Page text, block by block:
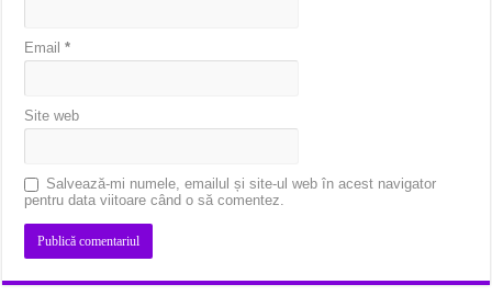
Email*
Site web
Salvează-mi numele, emailul și site-ul web în acest navigator
pentru data viitoare când o să comentez.